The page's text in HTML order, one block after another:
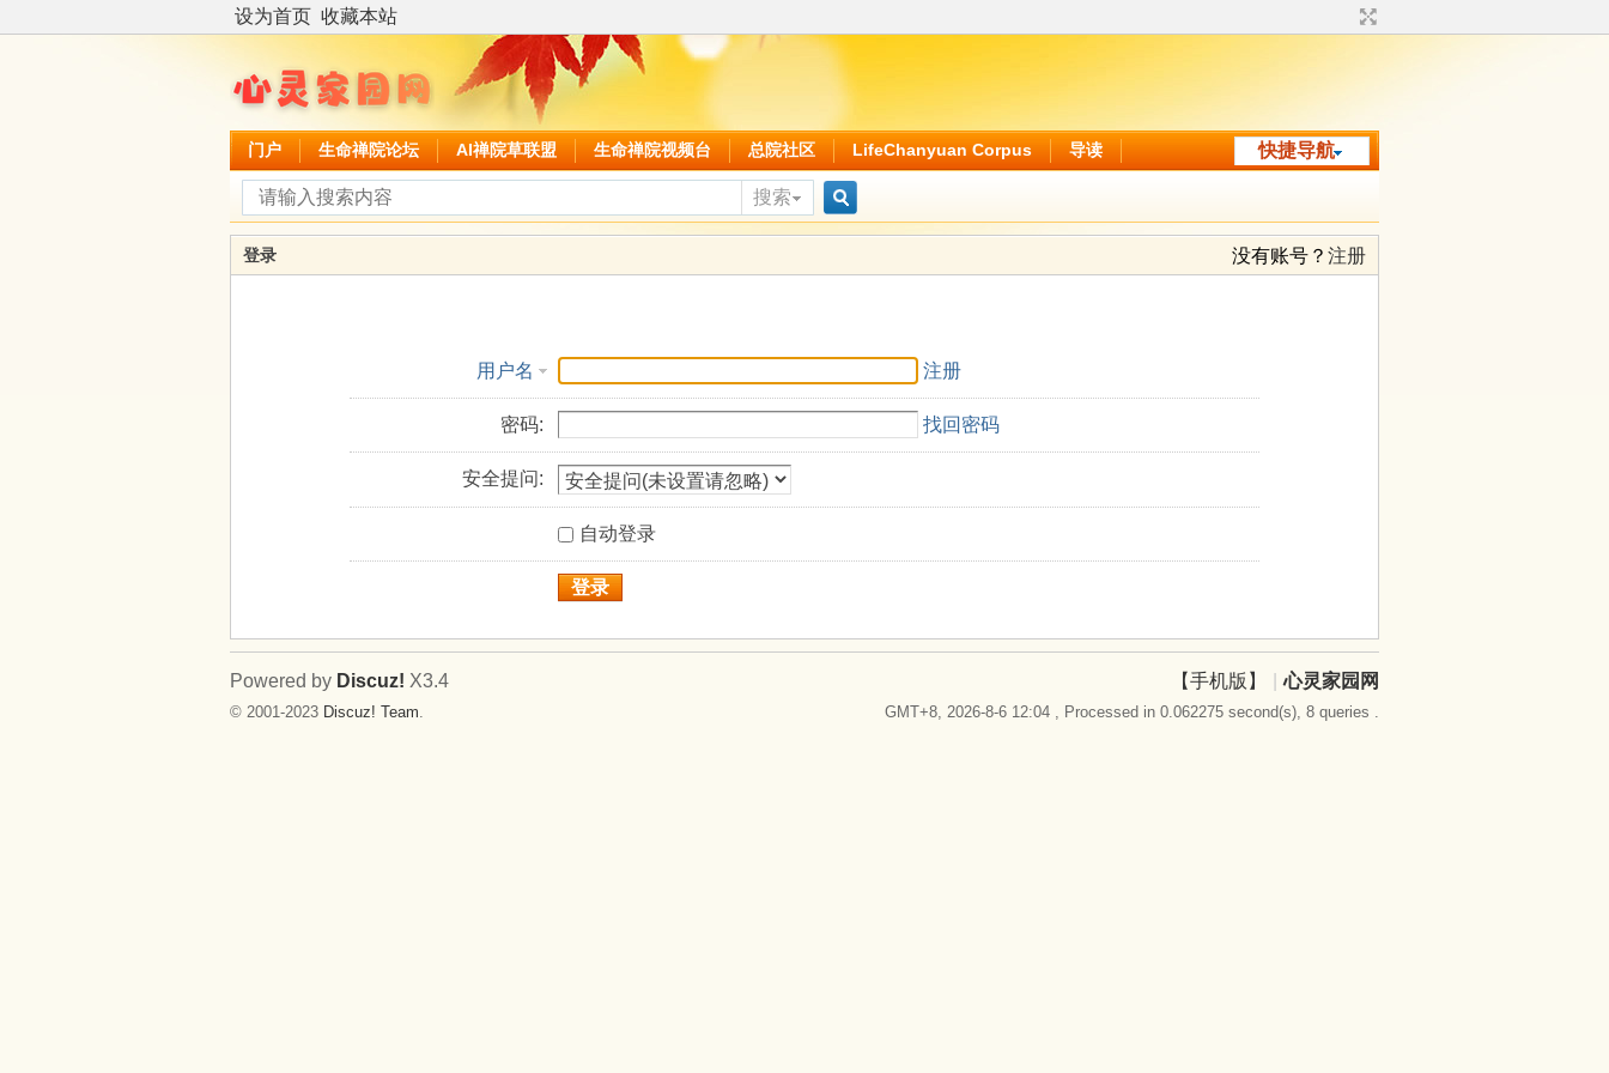
设为首页 收藏本站
快捷导航
门户 生命禅院论坛 AI禅院草联盟 生命禅院视频台 总院社区 LifeChanyuan Corpus 导读
搜索
搜
没有账号？ 注册
登录
用户名 注册
密码: 找回密码
安全提问:
自动登录
登录
【手机版】 心灵家园网
GMT+8, 2026-8-6 12:04 , Processed in 0.062275 second(s), 8 queries .
Powered by Discuz! X3.4
© 2001-2023 Discuz! Team.